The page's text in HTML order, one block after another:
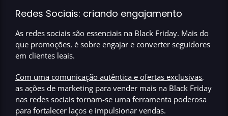
Redes Sociais: criando engajamento
As redes sociais são essenciais na Black Friday. Mais do
que promoções, é sobre engajar e converter seguidores
em clientes leais.
Com uma comunicação autêntica e ofertas exclusivas,
as ações de marketing para vender mais na Black Friday
nas redes sociais tornam-se uma ferramenta poderosa
para fortalecer laços e impulsionar vendas.